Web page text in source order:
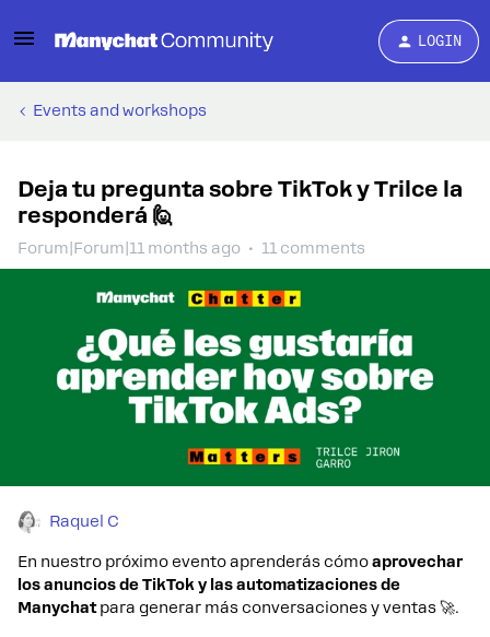
LOGIN
Events and workshops
Deja tu pregunta sobre TikTok y Trilce la
responderá 🙋
Forum|Forum|11 months ago 11 comments
Raquel C
En nuestro próximo evento aprenderás cómoaprovechar
los anuncios de TikTok y las automatizaciones de
Manychatpara generar más conversaciones y ventas 🚀.